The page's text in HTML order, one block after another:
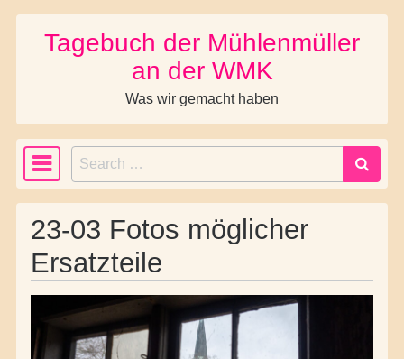
Skip to content
Tagebuch der Mühlenmüller
an der WMK
Was wir gemacht haben
Main Navigation
Search
23-03 Fotos möglicher
Ersatzteile